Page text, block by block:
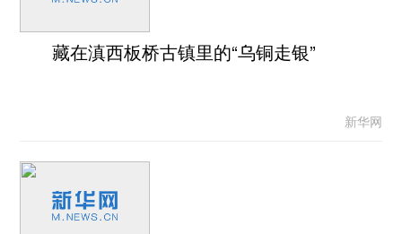
藏在滇西板桥古镇里的“乌铜走银”
新华网